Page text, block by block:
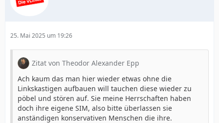
25. Mai 2025 um 19:26
Zitat von Theodor Alexander Epp
Ach kaum das man hier wieder etwas ohne die
Linkskastigen aufbauen will tauchen diese wieder zu
pöbel und stören auf. Sie meine Herrschaften haben
doch ihre eigene SIM, also bitte überlassen sie
anständigen konservativen Menschen die ihre.